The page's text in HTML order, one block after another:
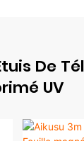
De
UV